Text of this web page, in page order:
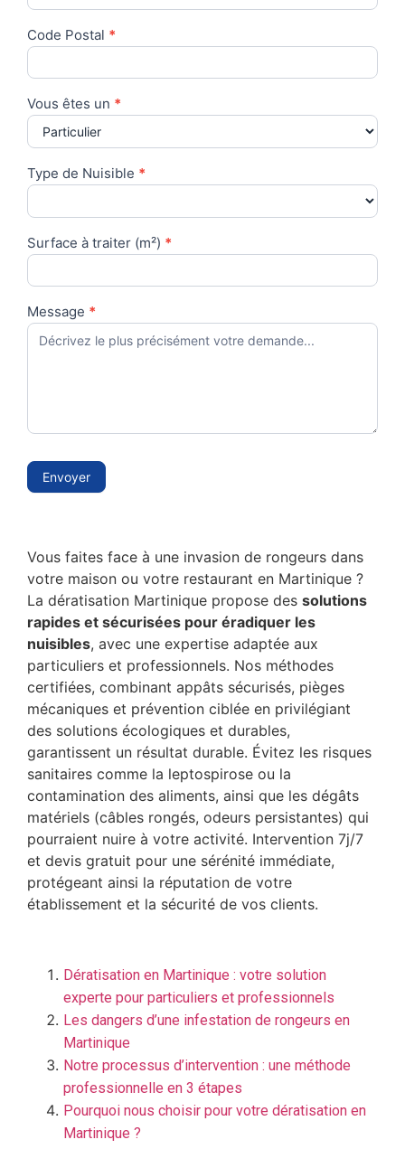
Code Postal *
Vous êtes un *
Type de Nuisible *
Surface à traiter (m²) *
Message *
Envoyer
Vous faites face à une invasion de rongeurs dans
votre maison ou votre restaurant en Martinique ?
La dératisation Martinique propose des solutions
rapides et sécurisées pour éradiquer les
nuisibles, avec une expertise adaptée aux
particuliers et professionnels. Nos méthodes
certifiées, combinant appâts sécurisés, pièges
mécaniques et prévention ciblée en privilégiant
des solutions écologiques et durables,
garantissent un résultat durable. Évitez les risques
sanitaires comme la leptospirose ou la
contamination des aliments, ainsi que les dégâts
matériels (câbles rongés, odeurs persistantes) qui
pourraient nuire à votre activité. Intervention 7j/7
et devis gratuit pour une sérénité immédiate,
protégeant ainsi la réputation de votre
établissement et la sécurité de vos clients.
Dératisation en Martinique : votre solution
experte pour particuliers et professionnels
Les dangers d’une infestation de rongeurs en
Martinique
Notre processus d’intervention : une méthode
professionnelle en 3 étapes
Pourquoi nous choisir pour votre dératisation en
Martinique ?